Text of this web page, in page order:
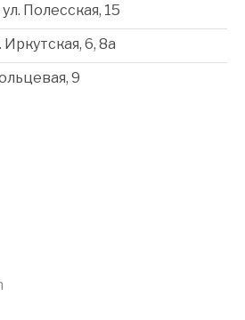
Полесская, 15
Иркутская, 6, 8a
9